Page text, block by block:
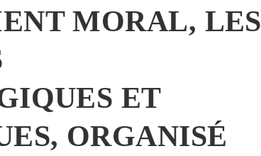
MORAL, LES
ET
ORGANISÉ